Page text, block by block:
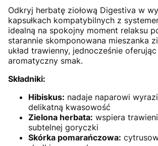
Odkryj herbatę ziołową Digestiva w
kapsułkach kompatybilnych z
idealną na spokojny moment relaksu
starannie skomponowana mieszanka
układ trawienny, jednocześnie
aromatyczny smak.
Składniki:
Hibiskus: nadaje naparowi
delikatną kwasowość
Zielona herbata: wspiera
subtelnej goryczki
Skórka pomarańczowa: